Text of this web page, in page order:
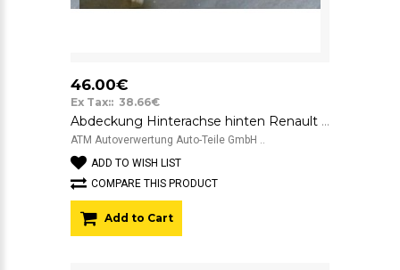
46.00€
Ex Tax:: 38.66€
Abdeckung Hinterachse hinten Renault Megane 2 KOMBI 8200260901
ATM Autoverwertung Auto-Teile GmbH ..
ADD TO WISH LIST
COMPARE THIS PRODUCT
Add to Cart